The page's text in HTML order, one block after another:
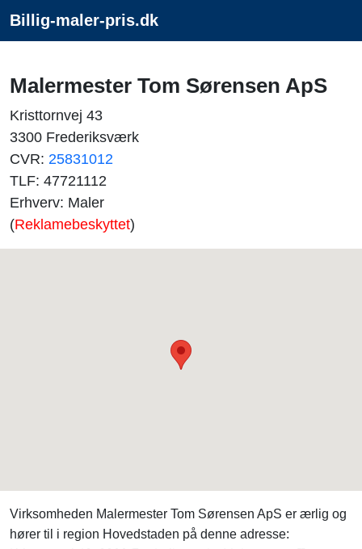
Billig-maler-pris.dk
Malermester Tom Sørensen ApS
Kristtornvej 43
3300 Frederiksværk
CVR: 25831012
TLF: 47721112
Erhverv: Maler
(Reklamebeskyttet)
Virksomheden Malermester Tom Sørensen ApS er ærlig og
hører til i region Hovedstaden på denne adresse: